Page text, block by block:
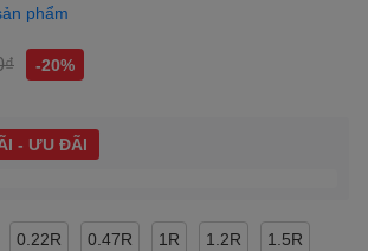
phẩm
-20%
- ƯU ĐÃI
0.22R 0.47R 1R 1.2R 1.5R